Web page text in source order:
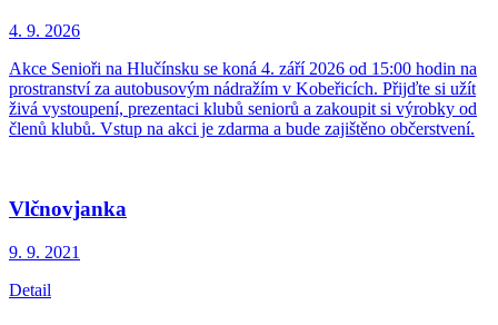
4. 9. 2026
Akce Senioři na Hlučínsku se koná 4. září 2026 od 15:00 hodin na
prostranství za autobusovým nádražím v Kobeřicích. Přijďte si užít
živá vystoupení, prezentaci klubů seniorů a zakoupit si výrobky od
členů klubů. Vstup na akci je zdarma a bude zajištěno občerstvení.
Vlčnovjanka
9. 9. 2021
Detail